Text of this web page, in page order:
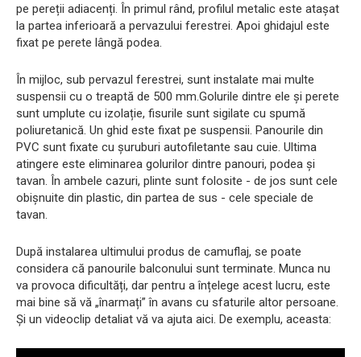
pe pereții adiacenți. În primul rând, profilul metalic este atașat
la partea inferioară a pervazului ferestrei. Apoi ghidajul este
fixat pe perete lângă podea.
În mijloc, sub pervazul ferestrei, sunt instalate mai multe
suspensii cu o treaptă de 500 mm.Golurile dintre ele și perete
sunt umplute cu izolație, fisurile sunt sigilate cu spumă
poliuretanică. Un ghid este fixat pe suspensii. Panourile din
PVC sunt fixate cu șuruburi autofiletante sau cuie. Ultima
atingere este eliminarea golurilor dintre panouri, podea și
tavan. În ambele cazuri, plinte sunt folosite - de jos sunt cele
obișnuite din plastic, din partea de sus - cele speciale de
tavan.
După instalarea ultimului produs de camuflaj, se poate
considera că panourile balconului sunt terminate. Munca nu
va provoca dificultăți, dar pentru a înțelege acest lucru, este
mai bine să vă „înarmați” în avans cu sfaturile altor persoane.
Și un videoclip detaliat vă va ajuta aici. De exemplu, aceasta: